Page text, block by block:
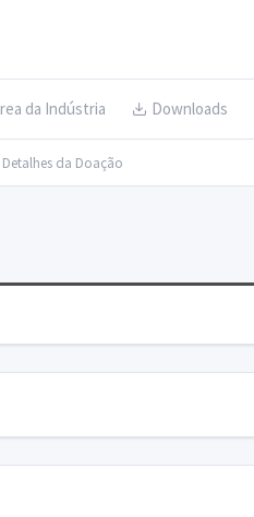
da Indústria Downloads
da Doação